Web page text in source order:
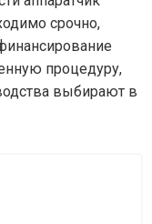
срочно,
процедуру,
выбирают в